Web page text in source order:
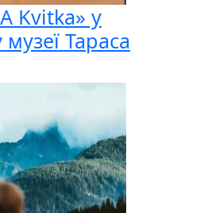
Kvitka» у
Тараса